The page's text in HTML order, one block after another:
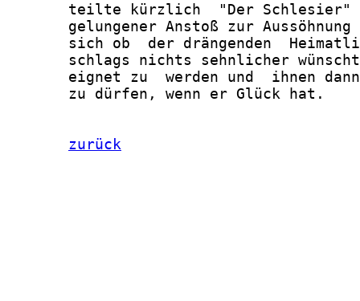
teilte kürzlich  "Der
gelungener Anstoß zur
sich ob  der drängenden
schlags nichts sehnlicher
eignet zu  werden und  ihnen
       zu dürfen, wenn er Glück hat.
zurück